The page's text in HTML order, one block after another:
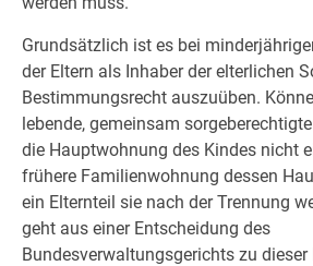
Grundsätzlich ist es bei
der Eltern als Inhaber der elterlichen
Bestimmungsrecht auszuüben.
lebende, gemeinsam
die Hauptwohnung des Kindes nicht
frühere Familienwohnung dessen
ein Elternteil sie nach der Trennung
geht aus einer Entscheidung des
Bundesverwaltungsgerichts zu dieser